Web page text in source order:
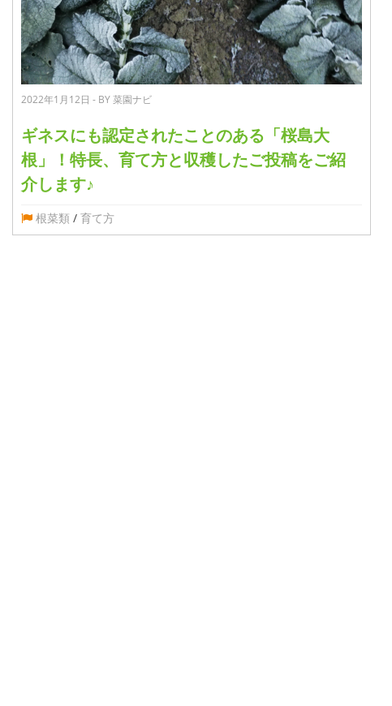
2022年1月12日 - BY 菜園ナビ
ギネスにも認定されたことのある「桜島大
根」！特長、育て方と収穫したご投稿をご紹
介します♪
根菜類 / 育て方